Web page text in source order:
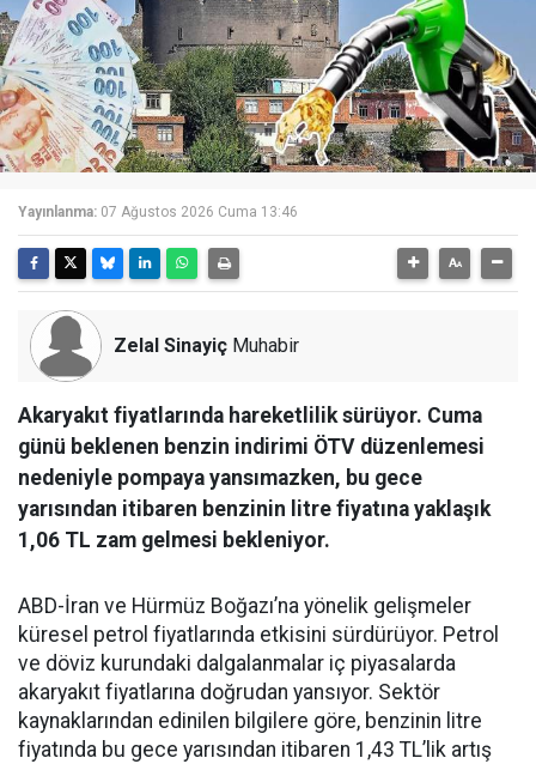
Yayınlanma: 07 Ağustos 2026 Cuma 13:46
Zelal Sinayiç Muhabir
Akaryakıt fiyatlarında hareketlilik sürüyor. Cuma
günü beklenen benzin indirimi ÖTV düzenlemesi
nedeniyle pompaya yansımazken, bu gece
yarısından itibaren benzinin litre fiyatına yaklaşık
1,06 TL zam gelmesi bekleniyor.
ABD-İran ve Hürmüz Boğazı’na yönelik gelişmeler
küresel petrol fiyatlarında etkisini sürdürüyor. Petrol
ve döviz kurundaki dalgalanmalar iç piyasalarda
akaryakıt fiyatlarına doğrudan yansıyor. Sektör
kaynaklarından edinilen bilgilere göre, benzinin litre
fiyatında bu gece yarısından itibaren 1,43 TL’lik artış